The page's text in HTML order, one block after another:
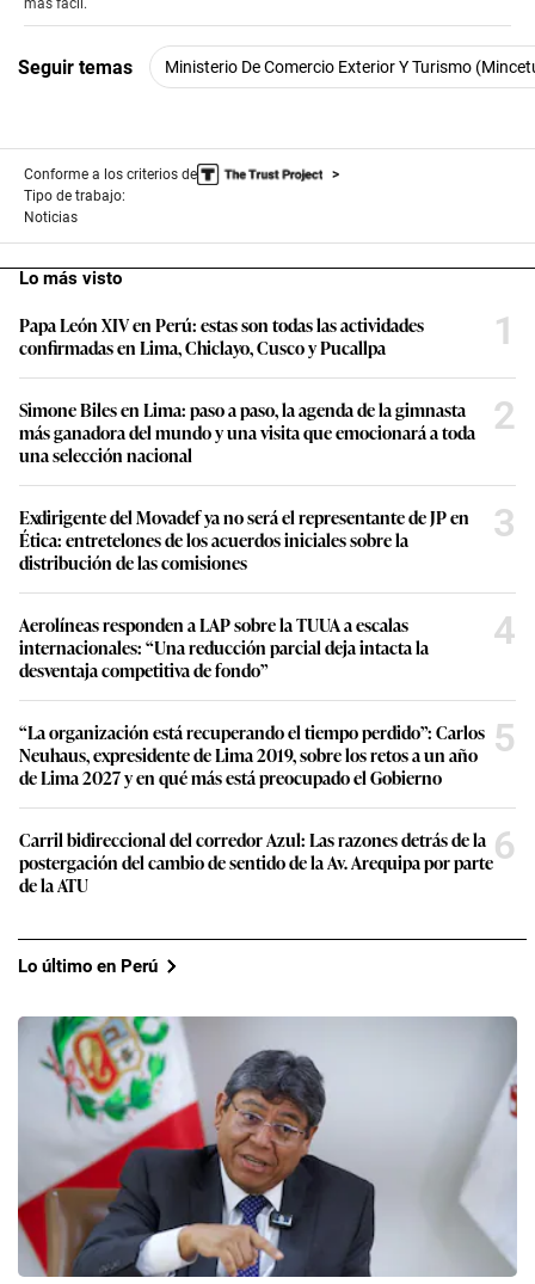
seconds
más fácil.
Seguir temas Ministerio De Comercio Exterior Y Turismo
Conforme a los criterios de
Tipo de trabajo:
Noticias
Lo más visto
Papa León XIV en Perú: estas son todas las actividades
confirmadas en Lima, Chiclayo, Cusco y Pucallpa
1
Simone Biles en Lima: paso a paso, la agenda de la gimnasta
más ganadora del mundo y una visita que emocionará a toda
una selección nacional
2
Exdirigente del Movadef ya no será el representante de JP en
Ética: entretelones de los acuerdos iniciales sobre la
distribución de las comisiones
3
Aerolíneas responden a LAP sobre la TUUA a escalas
internacionales: “Una reducción parcial deja intacta la
desventaja competitiva de fondo”
4
“La organización está recuperando el tiempo perdido”: Carlos
Neuhaus, expresidente de Lima 2019, sobre los retos a un año
de Lima 2027 y en qué más está preocupado el Gobierno
5
Carril bidireccional del corredor Azul: Las razones detrás de la
postergación del cambio de sentido de la Av. Arequipa por parte
de la ATU
6
Lo último en Perú